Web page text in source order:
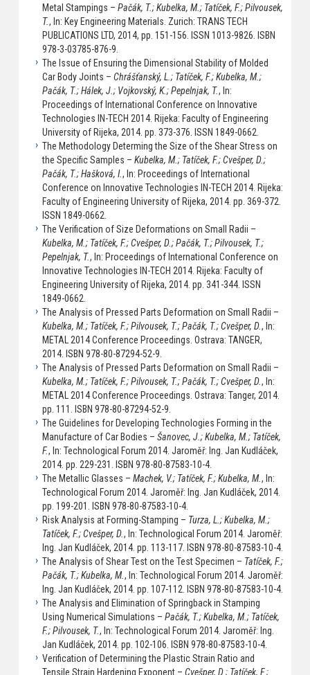
Metal Stampings – Pačák, T.; Kubelka, M.; Tatíček, F.; Pilvousek,
T., In: Key Engineering Materials. Zurich: TRANS TECH
PUBLICATIONS LTD, 2014, pp. 151-156. ISSN 1013-9826. ISBN
978-3-03785-876-9.
The Issue of Ensuring the Dimensional Stability of Molded
Car Body Joints – Chrášťanský, L.; Tatíček, F.; Kubelka, M.;
Pačák, T.; Hálek, J.; Vojkovský, K.; Pepelnjak, T., In:
Proceedings of International Conference on Innovative
Technologies IN-TECH 2014. Rijeka: Faculty of Engineering
University of Rijeka, 2014. pp. 373-376. ISSN 1849-0662.
The Methodology Determing the Size of the Shear Stress on
the Specific Samples – Kubelka, M.; Tatíček, F.; Cvešper, D.;
Pačák, T.; Hašková, I., In: Proceedings of International
Conference on Innovative Technologies IN-TECH 2014. Rijeka:
Faculty of Engineering University of Rijeka, 2014. pp. 369-372.
ISSN 1849-0662.
The Verification of Size Deformations on Small Radii –
Kubelka, M.; Tatíček, F.; Cvešper, D.; Pačák, T.; Pilvousek, T.;
Pepelnjak, T., In: Proceedings of International Conference on
Innovative Technologies IN-TECH 2014. Rijeka: Faculty of
Engineering University of Rijeka, 2014. pp. 341-344. ISSN
1849-0662.
The Analysis of Pressed Parts Deformation on Small Radii –
Kubelka, M.; Tatíček, F.; Pilvousek, T.; Pačák, T.; Cvešper, D., In:
METAL 2014 Conference Proceedings. Ostrava: TANGER,
2014. ISBN 978-80-87294-52-9.
The Analysis of Pressed Parts Deformation on Small Radii –
Kubelka, M.; Tatíček, F.; Pilvousek, T.; Pačák, T.; Cvešper, D., In:
METAL 2014 Conference Proceedings. Ostrava: Tanger, 2014.
pp. 111. ISBN 978-80-87294-52-9.
The Guidelines for Developing Technologies Forming in the
Manufacture of Car Bodies – Šanovec, J.; Kubelka, M.; Tatíček,
F., In: Technological Forum 2014. Jaroměř: Ing. Jan Kudláček,
2014. pp. 229-231. ISBN 978-80-87583-10-4.
The Metallic Glasses – Machek, V.; Tatíček, F.; Kubelka, M., In:
Technological Forum 2014. Jaroměř: Ing. Jan Kudláček, 2014.
pp. 199-201. ISBN 978-80-87583-10-4.
Risk Analysis at Forming-Stamping – Turza, L.; Kubelka, M.;
Tatíček, F.; Cvešper, D., In: Technological Forum 2014. Jaroměř:
Ing. Jan Kudláček, 2014. pp. 113-117. ISBN 978-80-87583-10-4.
The Analysis of Shear Test on the Test Specimen – Tatíček, F.;
Pačák, T.; Kubelka, M., In: Technological Forum 2014. Jaroměř:
Ing. Jan Kudláček, 2014. pp. 107-112. ISBN 978-80-87583-10-4.
The Analysis and Elimination of Springback in Stamping
Using Numerical Simulations – Pačák, T.; Kubelka, M.; Tatíček,
F.; Pilvousek, T., In: Technological Forum 2014. Jaroměř: Ing.
Jan Kudláček, 2014. pp. 102-106. ISBN 978-80-87583-10-4.
Verification of Determining the Plastic Strain Ratio and
Tensile Strain Hardening Exponent – Cvešper, D.; Tatíček, F.;